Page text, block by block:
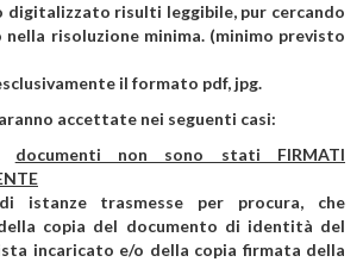
digitalizzato risulti leggibile, pur cercando
risoluzione minima. (minimo previsto
il formato pdf, jpg.
accettate nei seguenti casi:
documenti non sono stati FIRMATI
istanze trasmesse per procura, che
copia del documento di identità del
incaricato e/o della copia firmata della